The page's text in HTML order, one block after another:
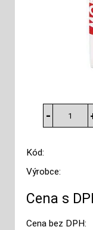
Kód:
Výrobce:
Cena s
Cena bez DPH: